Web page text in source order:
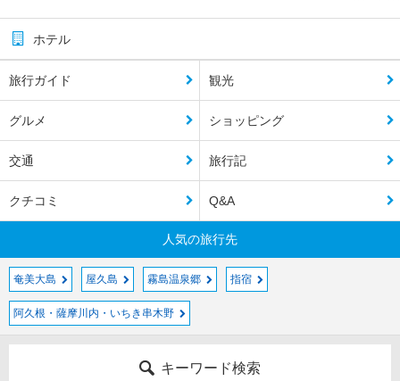
ホテル
旅行ガイド 観光
グルメ ショッピング
交通 旅行記
クチコミ Q&A
人気の旅行先
奄美大島 屋久島 霧島温泉郷 指宿
阿久根・薩摩川内・いちき串木野
キーワード検索